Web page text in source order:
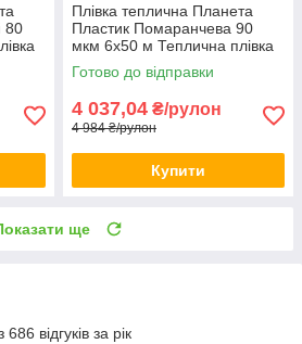
80
Плівка теплична Планета
Пластик Помаранчева 90
мкм 6х50 м Теплична плівка
для зимової теплиці
Готово до відправки
4 037,04 ₴/рулон
4 984 ₴/рулон
Купити
ще
відгуків за рік